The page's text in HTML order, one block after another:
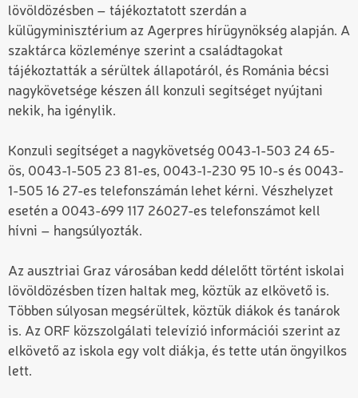
lövöldözésben – tájékoztatott szerdán a
külügyminisztérium az Agerpres hírügynökség alapján. A
szaktárca közleménye szerint a családtagokat
tájékoztatták a sérültek állapotáról, és Románia bécsi
nagykövetsége készen áll konzuli segítséget nyújtani
nekik, ha igénylik.
Konzuli segítséget a nagykövetség 0043-1-503 24 65-
ös, 0043-1-505 23 81-es, 0043-1-230 95 10-s és 0043-
1-505 16 27-es telefonszámán lehet kérni. Vészhelyzet
esetén a 0043-699 117 26027-es telefonszámot kell
hívni – hangsúlyozták.
Az ausztriai Graz városában kedd délelőtt történt iskolai
lövöldözésben tízen haltak meg, köztük az elkövető is.
Többen súlyosan megsérültek, köztük diákok és tanárok
is. Az ORF közszolgálati televízió információi szerint az
elkövető az iskola egy volt diákja, és tette után öngyilkos
lett.